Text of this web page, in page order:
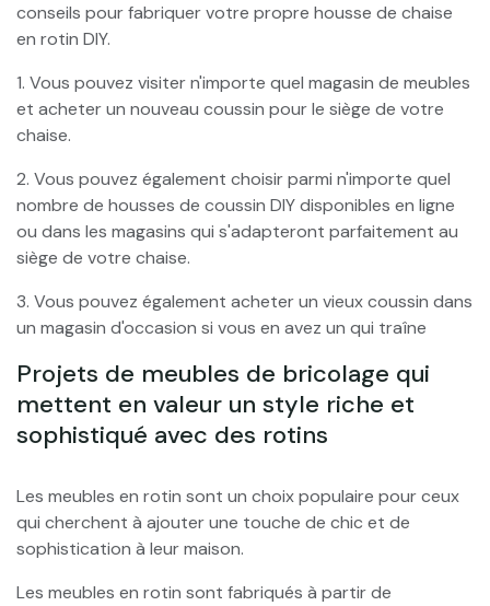
conseils pour fabriquer votre propre housse de chaise
en rotin DIY.
1. Vous pouvez visiter n'importe quel magasin de meubles
et acheter un nouveau coussin pour le siège de votre
chaise.
2. Vous pouvez également choisir parmi n'importe quel
nombre de housses de coussin DIY disponibles en ligne
ou dans les magasins qui s'adapteront parfaitement au
siège de votre chaise.
3. Vous pouvez également acheter un vieux coussin dans
un magasin d'occasion si vous en avez un qui traîne
Projets de meubles de bricolage qui
mettent en valeur un style riche et
sophistiqué avec des rotins
Les meubles en rotin sont un choix populaire pour ceux
qui cherchent à ajouter une touche de chic et de
sophistication à leur maison.
Les meubles en rotin sont fabriqués à partir de